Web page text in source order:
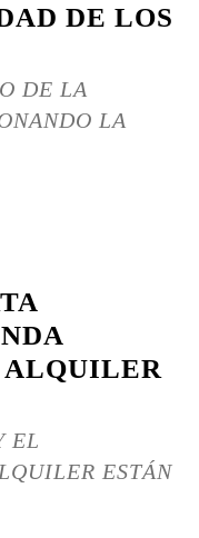
DE LOS
DE LA
LA
ALQUILER
EL
ESTÁN